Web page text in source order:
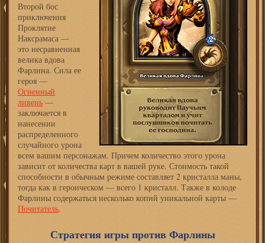
Второй бос
приключения
Проклятие
Наксрамаса —
это несравненная
велика вдова
Фарлина. Сила ее
героя —
Огненный
ливень —
заключается в
нанесении
распределенного
случайного урона
всем вашим персонажам. Причем количество этого урона
зависит от количества карт в вашей руке. Стоимость такой
способности в обычным режиме составляет 2 кристалла маны,
тогда как в героическом — всего 1 кристалл. Также в колоде
Фарлины содержаться несколько копий уникальной карты —
Почитатель.
Стратегия игры против Фарлины